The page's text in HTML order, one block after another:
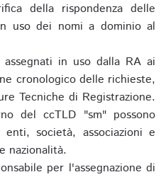
della rispondenza delle
uso dei nomi a dominio al
in uso dalla RA ai
cronologico delle richieste,
Tecniche di Registrazione.
del ccTLD "sm" possono
società, associazioni e
nazionalità.
per l'assegnazione di